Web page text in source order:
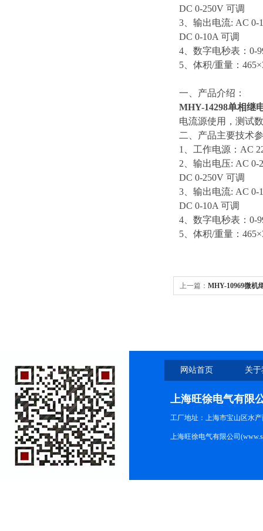
DC 0-250V 可调
3、输出电流: AC 0-
DC 0-10A 可调
4、数字电秒表：0-
5、体积/重量：
一、产品介绍：
MHY-14298单相继
电流源使用，测试
二、产品主要技术
1、工作电源：AC
2、输出电压: AC 0-
DC 0-250V 可调
3、输出电流: AC 0-
DC 0-10A 可调
4、数字电秒表：0-
5、体积/重量：
上一篇： MHY-10969微机
网站首页 关
上海旺徐电气有限
工厂地址：上海市宝山区水产
上海旺徐电气有限公司